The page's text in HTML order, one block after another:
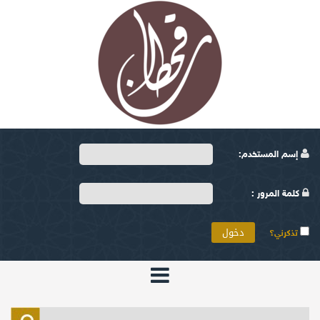
إسم المستخدم:
كلمة المرور :
تذكرني؟